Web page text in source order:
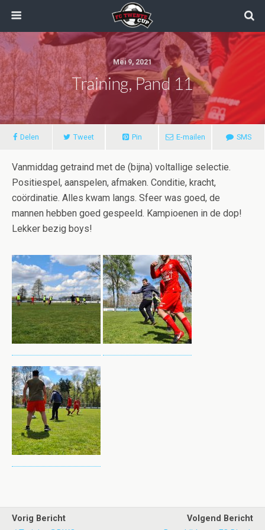
Mei 9, 2021
Training, Pand 11
Delen Tweet Pin E-mailen SMS
Vanmiddag getraind met de (bijna) voltallige selectie.
Positiespel, aanspelen, afmaken. Conditie, kracht,
coördinatie. Alles kwam langs. Sfeer was goed, de
mannen hebben goed gespeeld. Kampioenen in de dop!
Lekker bezig boys!
Vorig Bericht
Volgend Bericht